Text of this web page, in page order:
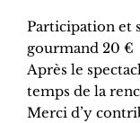
Participation et
gourmand 20 €
Après le
temps de la
Merci d’y